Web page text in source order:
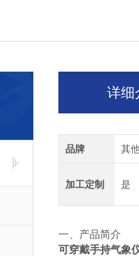
详细
品牌 其
加工定制 是
一、产品简介
可穿戴手持气象